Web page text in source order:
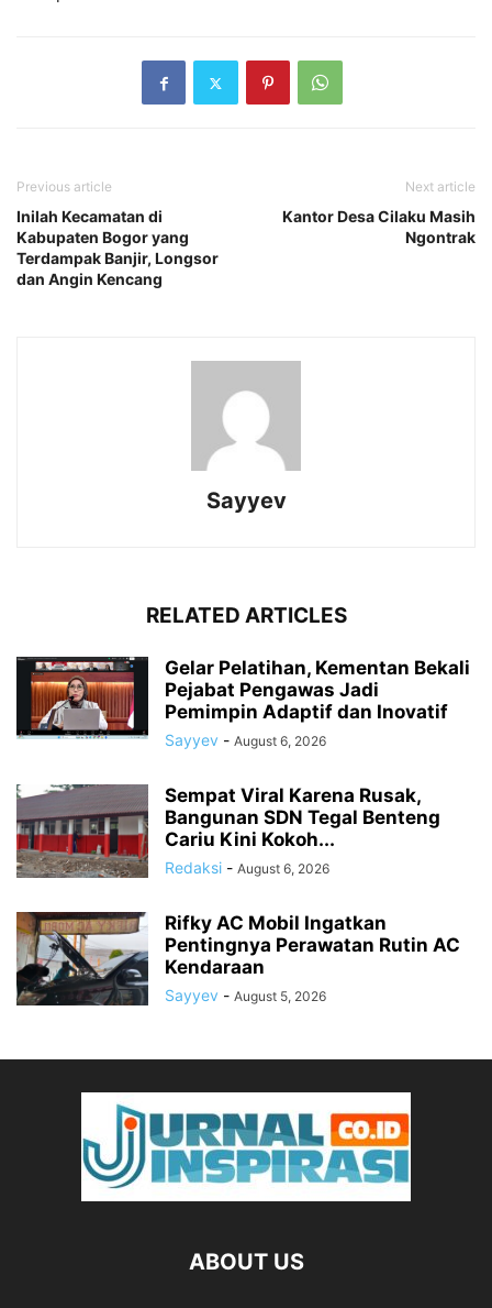
Previous article
Inilah Kecamatan di
Kabupaten Bogor yang
Terdampak Banjir, Longsor
dan Angin Kencang
Next article
Kantor Desa Cilaku Masih
Ngontrak
Sayyev
RELATED ARTICLES
Gelar Pelatihan, Kementan Bekali
Pejabat Pengawas Jadi
Pemimpin Adaptif dan Inovatif
Sayyev - August 6, 2026
Sempat Viral Karena Rusak,
Bangunan SDN Tegal Benteng
Cariu Kini Kokoh...
Redaksi - August 6, 2026
Rifky AC Mobil Ingatkan
Pentingnya Perawatan Rutin AC
Kendaraan
Sayyev - August 5, 2026
ABOUT US